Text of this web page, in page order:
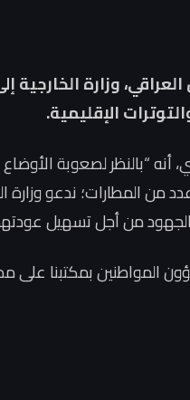
وزارة
الإقليمية.
“بالنظر لصعوبة
المطارات؛ ندعو وزارة
الجهود من أجل تسهيل
بمكتبنا على